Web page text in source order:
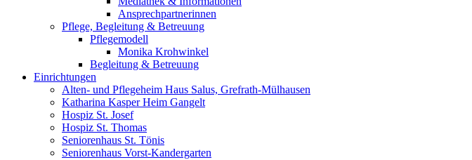
Ansprechpartnerinnen
Pflege, Begleitung & Betreuung
Pflegemodell
Monika Krohwinkel
Begleitung & Betreuung
Einrichtungen
Alten- und Pflegeheim Haus Salus, Grefrath-Mülhausen
Katharina Kasper Heim Gangelt
Hospiz St. Josef
Hospiz St. Thomas
Seniorenhaus St. Tönis
Seniorenhaus Vorst-Kandergarten